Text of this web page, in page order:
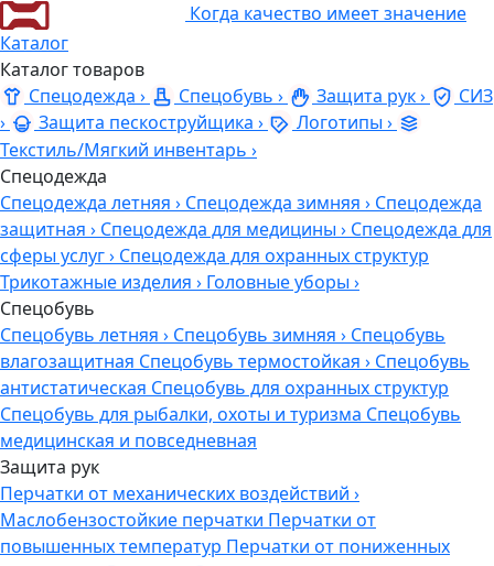
Когда качество имеет значение
Каталог
Каталог товаров
Спецодежда › Спецобувь › Защита рук›
СИЗ
›
Защита пескоструйщика › Логотипы ›
Текстиль/Мягкий инвентарь ›
Спецодежда
Спецодежда летняя › Спецодежда зимняя › Спецодежда
защитная › Спецодежда для медицины › Спецодежда для
сферы услуг› Спецодежда для охранных структур
Трикотажные изделия › Головные уборы ›
Спецобувь
Спецобувь летняя › Спецобувь зимняя › Спецобувь
влагозащитная Спецобувь термостойкая › Спецобувь
антистатическая Спецобувь для охранных структур
Спецобувь для рыбалки, охоты и туризма Спецобувь
медицинская и повседневная
Защита рук
Перчатки от механических воздействий ›
Маслобензостойкие перчатки Перчатки от
повышенных температур Перчатки от пониженных